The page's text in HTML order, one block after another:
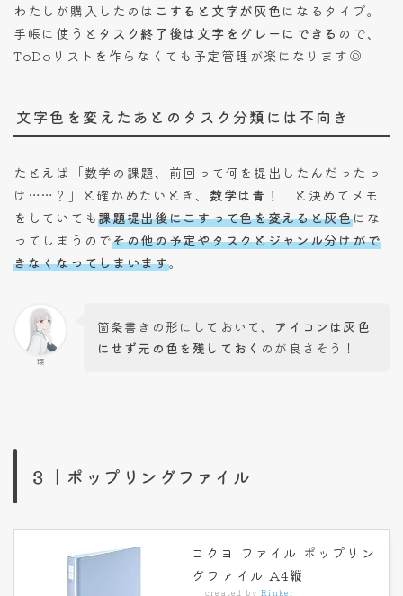
わたしが購入したのは こすると文字が灰色になるタイプ。
手帳に使うと タスク終了後は文字をグレーにできる ので、
ToDoリストを作らなくても予定管理が楽になります◎
文字色を変えたあとのタスク分類には不向き
たとえば「数学の課題、前回って何を提出したんだったっ
け……？」と確かめたいとき、 数学は青！
と決めてメモ
をしていても課題提出後にこすって色を変えると灰色にな
ってしまうのでその他の予定やタスクとジャンル分けがで
きなくなってしまいます。
瑛
箇条書きの形にしておいて、 アイコンは灰色
にせず元の色を残しておく のが良さそう！
３｜ポップリングファイル
コクヨ ファイル ポップリン
グファイル A4縦
created byRinker